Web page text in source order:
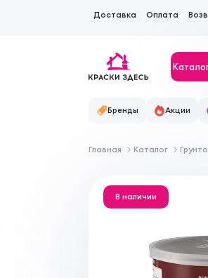
Доставка Оплата
Бренды Акции
Главная Каталог
В наличии